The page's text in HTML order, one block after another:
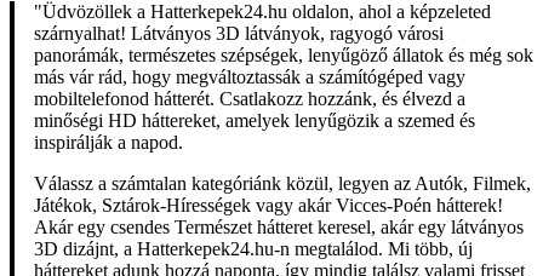
"Üdvözöllek a Hatterkepek24.hu oldalon, ahol a képzeleted
szárnyalhat! Látványos 3D látványok, ragyogó városi
panorámák, természetes szépségek, lenyűgöző állatok és még sok
más vár rád, hogy megváltoztassák a számítógéped vagy
mobiltelefonod hátterét. Csatlakozz hozzánk, és élvezd a
minőségi HD háttereket, amelyek lenyűgözik a szemed és
inspirálják a napod.
Válassz a számtalan kategóriánk közül, legyen az Autók, Filmek,
Játékok, Sztárok-Hírességek vagy akár Vicces-Poén hátterek!
Akár egy csendes Természet hátteret keresel, akár egy látványos
3D dizájnt, a Hatterkepek24.hu-n megtalálod. Mi több, új
háttereket adunk hozzá naponta, így mindig találsz valami frisset